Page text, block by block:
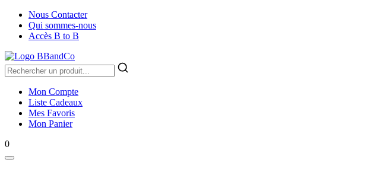
Nous Contacter
Qui sommes-nous
Accès B to B
Mon Compte
Liste Cadeaux
Mes Favoris
Mon Panier
0